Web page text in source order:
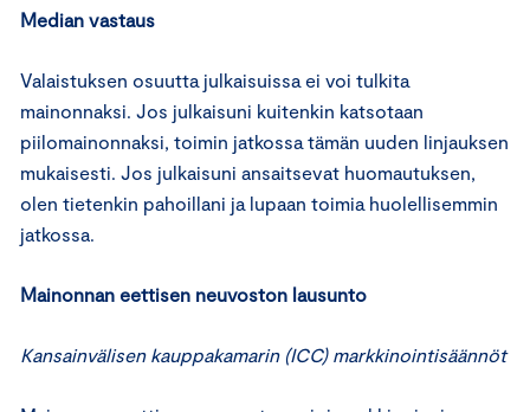
Median vastaus
Valaistuksen osuutta julkaisuissa ei voi tulkita
mainonnaksi. Jos julkaisuni kuitenkin katsotaan
piilomainonnaksi, toimin jatkossa tämän uuden linjauksen
mukaisesti. Jos julkaisuni ansaitsevat huomautuksen,
olen tietenkin pahoillani ja lupaan toimia huolellisemmin
jatkossa.
Mainonnan eettisen neuvoston lausunto
Kansainvälisen kauppakamarin (ICC) markkinointisäännöt